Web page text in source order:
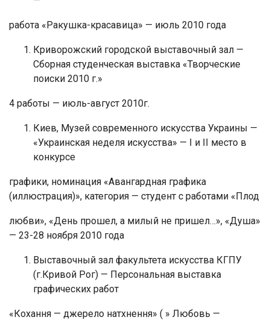
работа «Ракушка-красавица» — июль 2010 года
Криворожский городской выставочный зал —
Сборная студенческая выставка «Творческие
поиски 2010 г.»
4 работы — июль-август 2010г.
Киев, Музей современного искусства Украины —
«Украинская неделя искусства» — I и II место в
конкурсе
графики, номинация «Авангардная графика
(иллюстрация)», категория — студент с работами «Плод
любви», «День прошел, а милый не пришел…», «Душа»
— 23-28 ноября 2010 года
Выставочный зал факультета искусства КГПУ
(г.Кривой Рог) — Персональная выставка
графических работ
«Кохання — джерело натхнення» ( » Любовь —